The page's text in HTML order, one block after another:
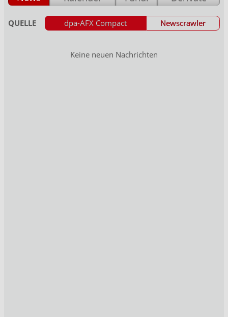
QUELLE dpa-AFX Compact Newscrawler
Keine neuen Nachrichten